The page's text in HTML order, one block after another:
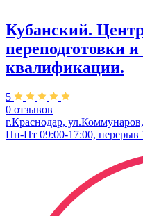
Кубанский.
переподготовки
квалификации.
5
0 отзывов
г.Краснодар,
Пн-Пт 09:00-17:00, перерыв